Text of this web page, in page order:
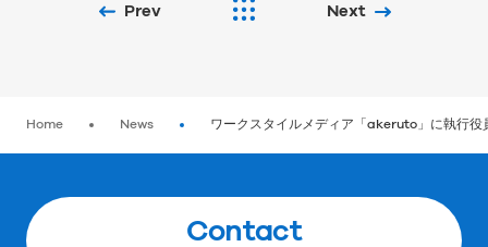
Prev Next
Home News ワークスタイルメディア「akeruto」に執行
Contact